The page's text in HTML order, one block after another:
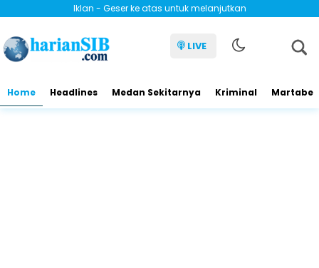
Iklan - Geser ke atas untuk melanjutkan
LIVE
Home Headlines Medan Sekitarnya Kriminal Martabe